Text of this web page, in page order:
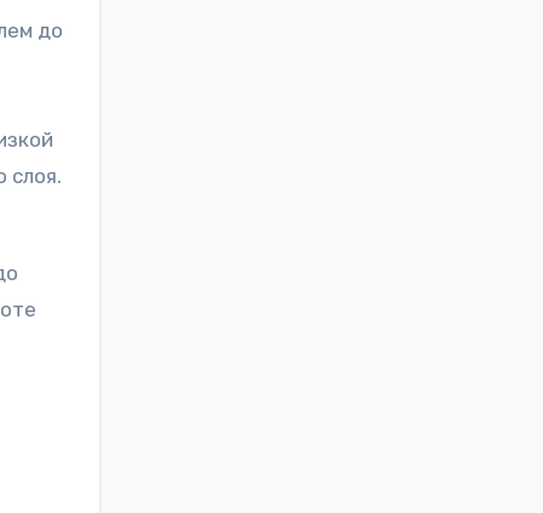
до
слоя.